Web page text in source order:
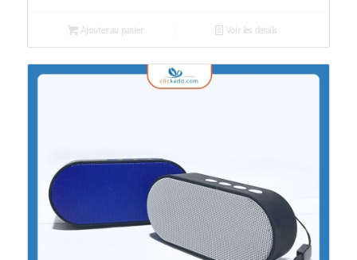
Ajouter au panier Voir les détails